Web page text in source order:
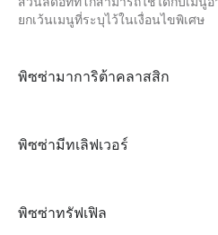
ยกเว้นเมนูที่ระบุไว้ในเงื่อนไขพิเศษ
พิซซ่ามาการิต้าคลาสสิก
พิซซ่ามีทเลิฟเวอร์
พิซซ่าทรัฟเฟิล